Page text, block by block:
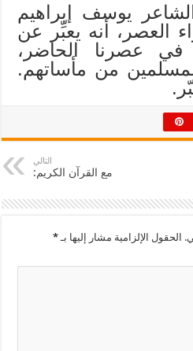
يوسف إبراهيم
العصر، أنه يعبِّر عن
في عصرنا الحاضر،
من مأساتهم.
التالي
مع القرآن الكريم:
الحقول الإلزامية مشار إليها بـ*